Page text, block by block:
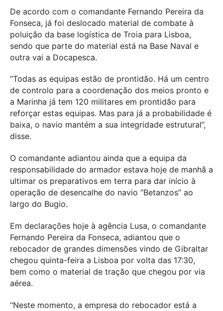
De acordo com o comandante Fernando Pereira da
Fonseca, já foi deslocado material de combate à
poluição da base logística de Troia para Lisboa,
sendo que parte do material está na Base Naval e
outra vai a Docapesca.
“Todas as equipas estão de prontidão. Há um centro
de controlo para a coordenação dos meios pronto e
a Marinha já tem 120 militares em prontidão para
reforçar estas equipas. Mas para já a probabilidade é
baixa, o navio mantém a sua integridade estrutural”,
disse.
O comandante adiantou ainda que a equipa da
responsabilidade do armador estava hoje de manhã a
ultimar os preparativos em terra para dar início à
operação de desencalhe do navio “Betanzos” ao
largo do Bugio.
Em declarações hoje à agência Lusa, o comandante
Fernando Pereira da Fonseca, adiantou que o
rebocador de grandes dimensões vindo de Gibraltar
chegou quinta-feira a Lisboa por volta das 17:30,
bem como o material de tração que chegou por via
aérea.
“Neste momento, a empresa do rebocador está a